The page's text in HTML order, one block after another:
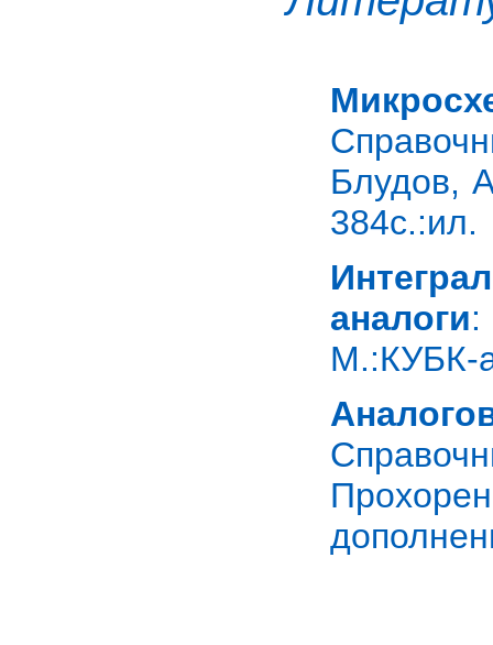
Блудов,
384с.:ил.
аналоги
М.:КУБК-